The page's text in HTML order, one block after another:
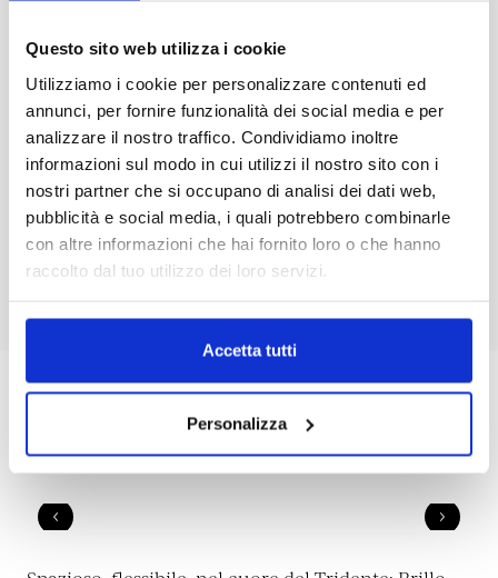
Questo sito web utilizza i cookie
Utilizziamo i cookie per personalizzare contenuti ed
annunci, per fornire funzionalità dei social media e per
analizzare il nostro traffico. Condividiamo inoltre
informazioni sul modo in cui utilizzi il nostro sito con i
nostri partner che si occupano di analisi dei dati web,
pubblicità e social media, i quali potrebbero combinarle
con altre informazioni che hai fornito loro o che hanno
raccolto dal tuo utilizzo dei loro servizi.
Accetta tutti
Personalizza
e la possibilità di arricchire l’esperienza con
Via della Fontanella, 15 - 00187 Roma
banqueting@groupevaladier.com
+39 06 3611998
VISITA IL SITO
BRILLO